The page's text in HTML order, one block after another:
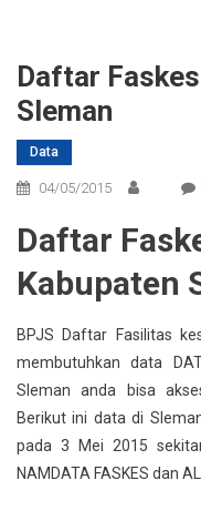
Daftar
Sleman
Data
04/05/2015
Daftar
Kabupaten
BPJS Daftar Fasilitas
membutuhkan data
Sleman anda bisa
Berikut ini data di
pada 3 Mei 2015
NAMDATA FASKES dan